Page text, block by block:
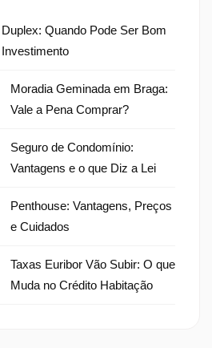
Duplex: Quando Pode Ser Bom
Investimento
Moradia Geminada em Braga:
Vale a Pena Comprar?
Seguro de Condomínio:
Vantagens e o que Diz a Lei
Penthouse: Vantagens, Preços
e Cuidados
Taxas Euribor Vão Subir: O que
Muda no Crédito Habitação